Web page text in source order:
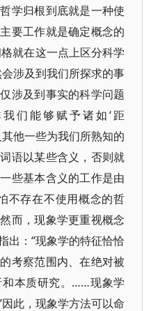
学归根到底就是一种使
要工作就是确定概念的
就在这一点上区分科学
涉及到我们所探求的事
涉及到事实的科学问题
们能够赋予诸如‘距
其他一些为我们所熟知的
语以某些含义，否则就
些基本含义的工作是由
不存在不使用概念的哲
而，现象学更重视概念
出：“现象学的特征恰恰
考察范围内、在绝对被
本质研究。……现象学
此，现象学方法可以命